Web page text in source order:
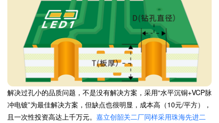
解决过孔小的品质问题，不是没有解决方案，采用“水平沉铜+VCP脉
冲电镀”为最佳解决方案，但缺点也很明显，成本高（10元/平方），
且一次性投资高达上千万元。 嘉立创韶关二厂同样采用珠海先进二